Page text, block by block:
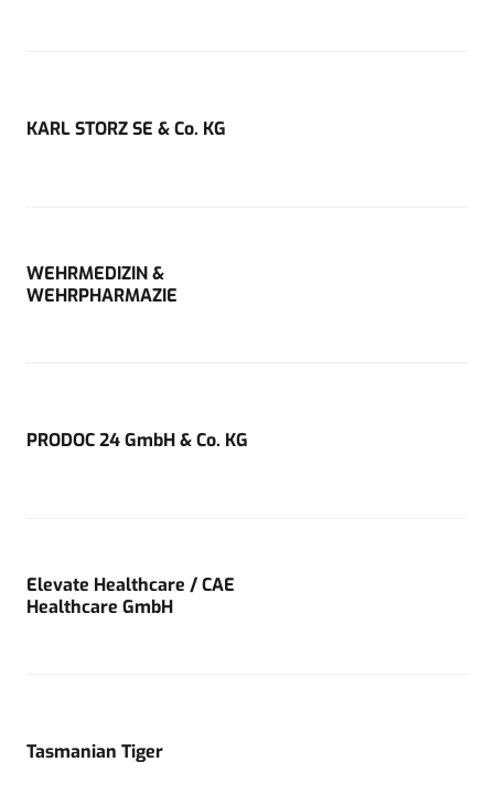
KARL STORZ SE & Co. KG
WEHRMEDIZIN &
WEHRPHARMAZIE
PRODOC 24 GmbH & Co. KG
Elevate Healthcare / CAE
Healthcare GmbH
Tasmanian Tiger